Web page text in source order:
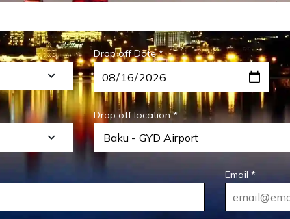
Drop off Date *
Drop off location *
Email *